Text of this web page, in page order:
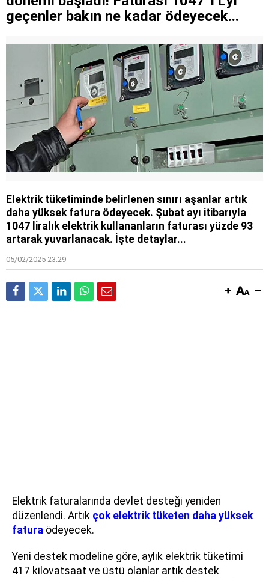
saniyede tamir eden pratik yöntem
geçenler bakın ne kadar ödeyecek...
Elektrik tüketiminde belirlenen sınırı aşanlar artık
daha yüksek fatura ödeyecek. Şubat ayı itibarıyla
1047 liralık elektrik kullananların faturası yüzde 93
artarak yuvarlanacak. İşte detaylar...
05/02/2025 23:29
Elektrik faturalarında devlet desteği yeniden
düzenlendi. Artık çok elektrik tüketen daha yüksek
fatura ödeyecek.
Yeni destek modeline göre, aylık elektrik tüketimi
417 kilovatsaat ve üstü olanlar artık destek